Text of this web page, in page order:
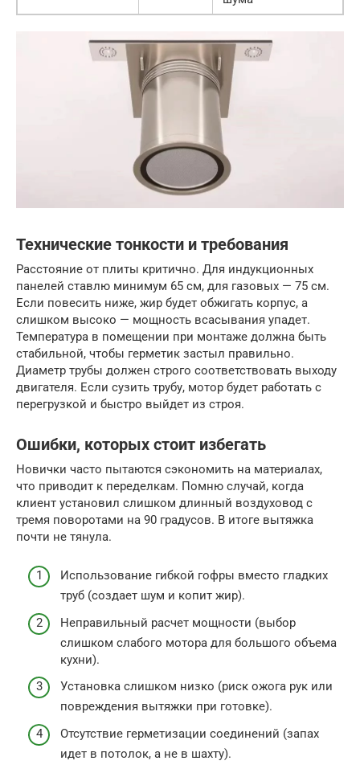
Технические тонкости и требования
Расстояние от плиты критично. Для индукционных
панелей ставлю минимум 65 см, для газовых — 75 см.
Если повесить ниже, жир будет обжигать корпус, а
слишком высоко — мощность всасывания упадет.
Температура в помещении при монтаже должна быть
стабильной, чтобы герметик застыл правильно.
Диаметр трубы должен строго соответствовать выходу
двигателя. Если сузить трубу, мотор будет работать с
перегрузкой и быстро выйдет из строя.
Ошибки, которых стоит избегать
Новички часто пытаются сэкономить на материалах,
что приводит к переделкам. Помню случай, когда
клиент установил слишком длинный воздуховод с
тремя поворотами на 90 градусов. В итоге вытяжка
почти не тянула.
Использование гибкой гофры вместо гладких
труб (создает шум и копит жир).
Неправильный расчет мощности (выбор
слишком слабого мотора для большого объема
кухни).
Установка слишком низко (риск ожога рук или
повреждения вытяжки при готовке).
Отсутствие герметизации соединений (запах
идет в потолок, а не в шахту).